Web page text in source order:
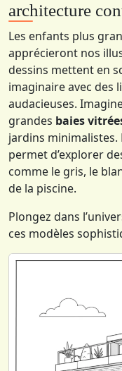
architecture
Les enfants plus
apprécieront nos
dessins mettent en
imaginaire avec des
audacieuses.
grandes baies
jardins minimalistes.
permet d’explorer
comme le gris, le
de la piscine.
Plongez dans
ces modèles